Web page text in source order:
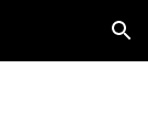
Skip to navigation